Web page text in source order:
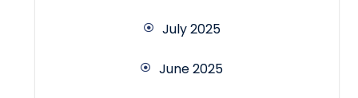
July 2025
June 2025